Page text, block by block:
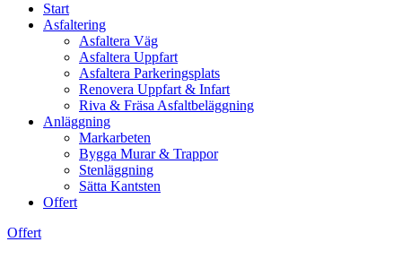
Start
Asfaltering
Asfaltera Väg
Asfaltera Uppfart
Asfaltera Parkeringsplats
Renovera Uppfart & Infart
Riva & Fräsa Asfaltbeläggning
Anläggning
Markarbeten
Bygga Murar & Trappor
Stenläggning
Sätta Kantsten
Offert
Offert